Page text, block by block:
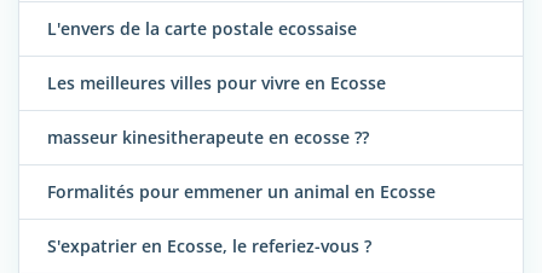
L'envers de la carte postale ecossaise
Les meilleures villes pour vivre en Ecosse
masseur kinesitherapeute en ecosse ??
Formalités pour emmener un animal en Ecosse
S'expatrier en Ecosse, le referiez-vous ?